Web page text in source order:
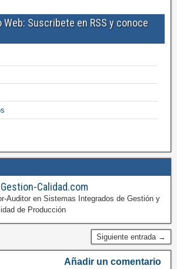
Web: Suscribete en RSS y conoce
Calidad.com
Auditor en Sistemas Integrados de Gestión y
de Producción
Siguiente entrada →
Añadir un comentario